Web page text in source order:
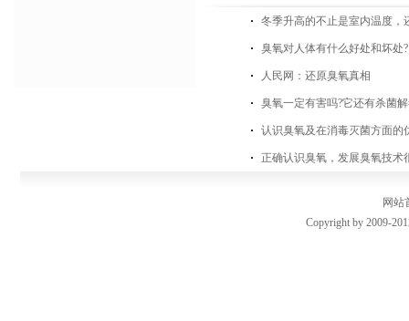
冬季升高的不止是室内温度，
臭氧对人体有什么好处和坏处?
人民网：还原臭氧真相
臭氧一定有害吗?它还有杀菌
认识臭氧及在消毒灭菌方面的
正确认识臭氧，发展臭氧技术
网站
Copyright by 2009-